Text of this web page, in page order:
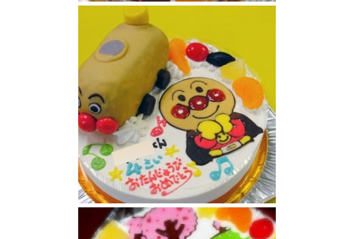
SLマンとアンパンマンケーキ
アンパンマンケーキ